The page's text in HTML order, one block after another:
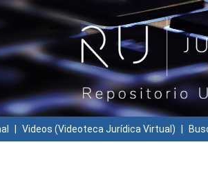
Videos (Videoteca Jurídica Virtual)